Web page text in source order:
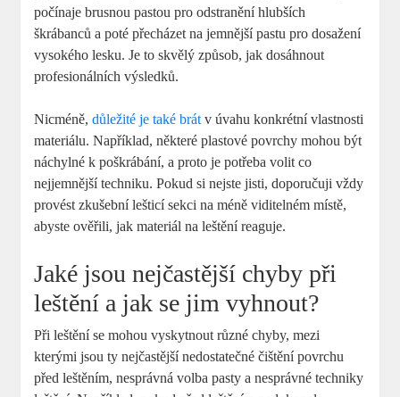
počínaje brusnou pastou pro odstranění hlubších
škrábanců a poté přecházet na jemnější pastu pro dosažení
vysokého lesku. Je to skvělý způsob, jak dosáhnout
profesionálních výsledků.
Nicméně,důležité je také brát v úvahu konkrétní vlastnosti
materiálu. Například, některé plastové povrchy mohou být
náchylné k poškrábání, a proto je potřeba volit co
nejjemnější techniku. Pokud si nejste jisti, doporučuji vždy
provést zkušební lešticí sekci na méně viditelném místě,
abyste ověřili, jak materiál na leštění reaguje.
Jaké jsou nejčastější chyby při
leštění a jak se jim vyhnout?
Při leštění se mohou vyskytnout různé chyby, mezi
kterými jsou ty nejčastější nedostatečné čištění povrchu
před leštěním, nesprávná volba pasty a nesprávné techniky